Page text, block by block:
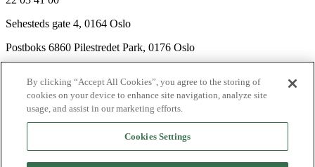
Sehesteds gate 4, 0164 Oslo
Postboks 6860 Pilestredet Park, 0176 Oslo
Nyhetsbrev
Ledige stillinger
Send inn manus
By clicking “Accept All Cookies”, you agree to the storing of
cookies on your device to enhance site navigation, analyze site
usage, and assist in our marketing efforts.
Cookies Settings